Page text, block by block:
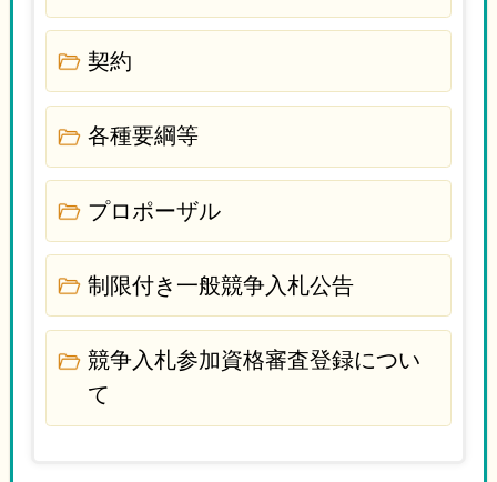
契約
各種要綱等
プロポーザル
制限付き一般競争入札公告
競争入札参加資格審査登録につい
て